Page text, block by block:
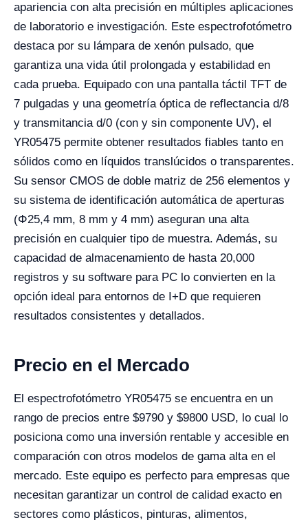
apariencia con alta precisión en múltiples aplicaciones
de laboratorio e investigación. Este espectrofotómetro
destaca por su lámpara de xenón pulsado, que
garantiza una vida útil prolongada y estabilidad en
cada prueba. Equipado con una pantalla táctil TFT de
7 pulgadas y una geometría óptica de reflectancia d/8
y transmitancia d/0 (con y sin componente UV), el
YR05475 permite obtener resultados fiables tanto en
sólidos como en líquidos translúcidos o transparentes.
Su sensor CMOS de doble matriz de 256 elementos y
su sistema de identificación automática de aperturas
(Φ25,4 mm, 8 mm y 4 mm) aseguran una alta
precisión en cualquier tipo de muestra. Además, su
capacidad de almacenamiento de hasta 20,000
registros y su software para PC lo convierten en la
opción ideal para entornos de I+D que requieren
resultados consistentes y detallados.
Precio en el Mercado
El espectrofotómetro YR05475 se encuentra en un
rango de precios entre $9790 y $9800 USD, lo cual lo
posiciona como una inversión rentable y accesible en
comparación con otros modelos de gama alta en el
mercado. Este equipo es perfecto para empresas que
necesitan garantizar un control de calidad exacto en
sectores como plásticos, pinturas, alimentos,